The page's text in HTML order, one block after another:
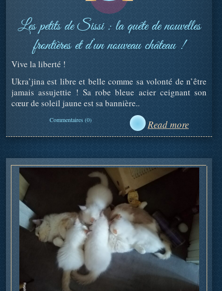
Les petits de Sissi : la quête de nouvelles
frontières et d’un nouveau château !
Vive la liberté !
Ukra’jina est libre et belle comme sa volonté de n’être
jamais assujettie ! Sa robe bleue acier ceignant son
cœur de soleil jaune est sa bannière..
Commentaires (0) Read more